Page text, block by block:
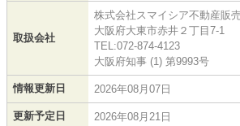
取扱会社
株式会社スマイシア不動産販
大阪府大東市赤井２丁目7-1
TEL:072-874-4123
大阪府知事 (1) 第9993号
情報更新日 2026年08月07日
更新予定日 2026年08月21日